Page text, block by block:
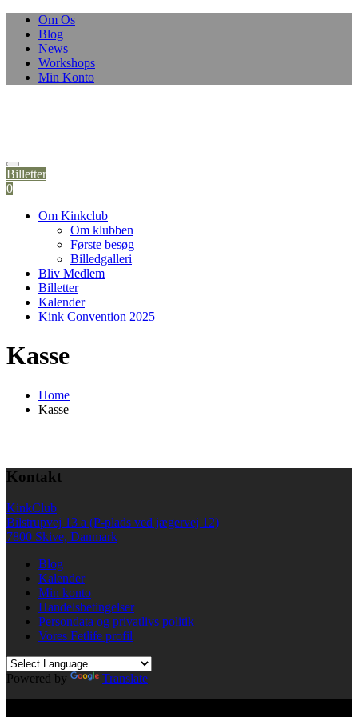
Om Os
Blog
News
Workshops
Min Konto
Billetter
0
Om Kinkclub
Om klubben
Første besøg
Billedgalleri
Bliv Medlem
Billetter
Kalender
Kink Convention 2025
Kasse
Home
Kasse
Kontakt
KinkClub
Bilstrupvej 13 a (P-plads ved jægervej 12)
7800 Skive, Danmark
Blog
Kalender
Min konto
Handelsbetingelser
Persondata og privatlivs politik
Vores Fetlife profil
Powered by
Translate